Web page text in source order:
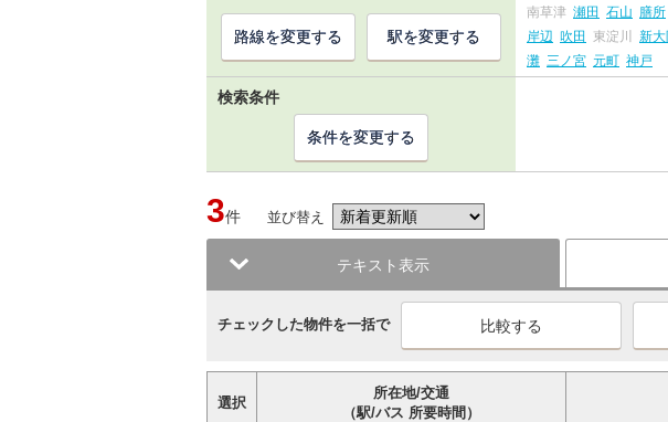
南草津 瀬田 石山 膳所
岸辺 吹田 東淀川 新大
灘 三ノ宮 元町 神戸
路線を変更する 駅を変更する
検索条件
条件を変更する
3件 並び替え
テキスト表示
チェックした物件を一括で
選択
所在地/交通
（駅/バス 所要時間）